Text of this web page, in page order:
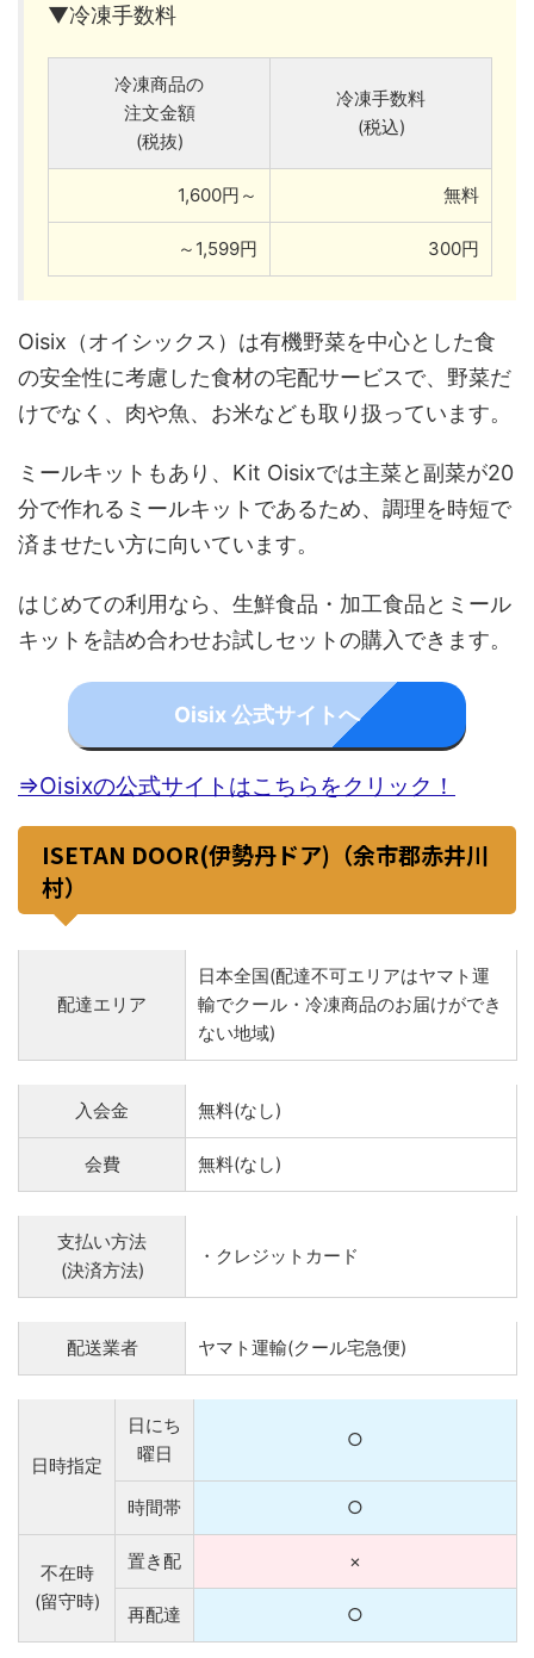
▼冷凍手数料
冷凍商品の
注文金額
(税抜)
冷凍手数料
(税込)
1,600円～ 無料
～1,599円 300円
Oisix（オイシックス）は有機野菜を中心とした食
の安全性に考慮した食材の宅配サービスで、野菜だ
けでなく、肉や魚、お米なども取り扱っています。
ミールキットもあり、Kit Oisixでは主菜と副菜が20
分で作れるミールキットであるため、調理を時短で
済ませたい方に向いています。
はじめての利用なら、生鮮食品・加工食品とミール
キットを詰め合わせお試しセットの購入できます。
Oisix 公式サイトへ
⇒Oisixの公式サイトはこちらをクリック！
ISETAN DOOR(伊勢丹ドア)（余市郡赤井川
村）
配達エリア
日本全国(配達不可エリアはヤマト運
輸でクール・冷凍商品のお届けができ
ない地域)
入会金 無料(なし)
会費 無料(なし)
支払い方法
(決済方法)
・クレジットカード
配送業者 ヤマト運輸(クール宅急便)
日時指定
日にち
曜日
○
時間帯 ○
不在時
(留守時)
置き配 ×
再配達 ○